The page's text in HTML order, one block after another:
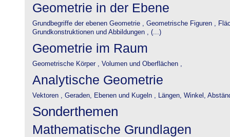
Geometrie in der Ebene
Grundbegriffe der ebenen Geometrie , Geometrische Figuren ,
Grundkonstruktionen und Abbildungen , (...)
Geometrie im Raum
Geometrische Körper , Volumen und Oberflächen ,
Analytische Geometrie
Vektoren , Geraden, Ebenen und Kugeln , Längen, Winkel,
Sonderthemen
Mathematische Grundlagen